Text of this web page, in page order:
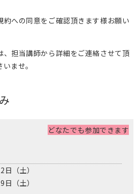
約への同意をご確認頂きます様お願い
、担当講師から詳細をご連絡させて頂
ませ。
どなたでも参加できます
（土）
（土）